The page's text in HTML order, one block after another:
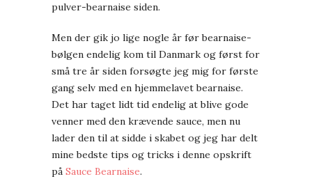
pulver-bearnaise siden.
Men der gik jo lige nogle år før bearnaise-
bølgen endelig kom til Danmark og først for
små tre år siden forsøgte jeg mig for første
gang selv med en hjemmelavet bearnaise.
Det har taget lidt tid endelig at blive gode
venner med den krævende sauce, men nu
lader den til at sidde i skabet og jeg har delt
mine bedste tips og tricks i denne opskrift
på Sauce Bearnaise.